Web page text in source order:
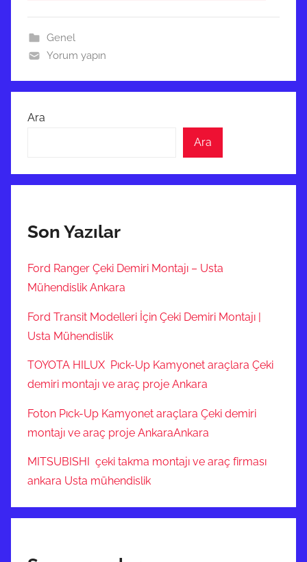
Genel
Yorum yapın
Ara
Ara
Son Yazılar
Ford Ranger Çeki Demiri Montajı – Usta
Mühendislik Ankara
Ford Transit Modelleri İçin Çeki Demiri Montajı |
Usta Mühendislik
TOYOTA HILUX Pıck-Up Kamyonet araçlara Çeki
demiri montajı ve araç proje Ankara
Foton Pıck-Up Kamyonet araçlara Çeki demiri
montajı ve araç proje AnkaraAnkara
MITSUBISHI çeki takma montajı ve araç firması
ankara Usta mühendislik